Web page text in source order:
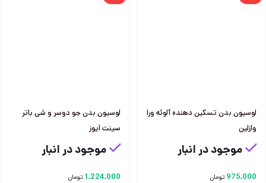
لوسیون بدن تسکین دهنده آلوئه ورا
وازلین
موجود در انبار
975,000 تومان
لوسیون بدن جو دوسر و شی باتر
سینت ایوز
موجود در انبار
1,224,000 تومان